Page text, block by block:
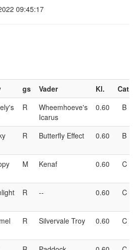
09:45:17
gs Vader Kl.
Cat.
R
Wheemhoeve's
Icarus
0.60 B
R Butterfly Effect 0.60 B
M Kenaf 0.60 C
R -- 0.60 C
R Silvervale Troy 0.60 C